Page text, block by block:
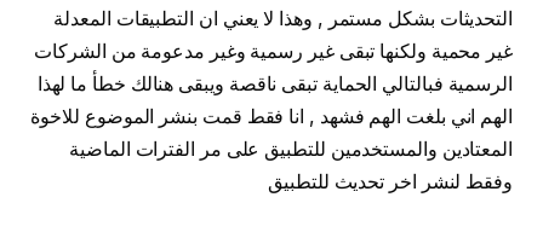
التحديثات بشكل مستمر , وهذا لا يعني ان التطبيقات المعدلة
غير محمية ولكنها تبقى غير رسمية وغير مدعومة من الشركات
الرسمية فبالتالي الحماية تبقى ناقصة ويبقى هنالك خطأ ما لهذا
الهم اني بلغت الهم فشهد , انا فقط قمت بنشر الموضوع للاخوة
المعتادين والمستخدمين للتطبيق على مر الفترات الماضية
وفقط لنشر اخر تحديث للتطبيق